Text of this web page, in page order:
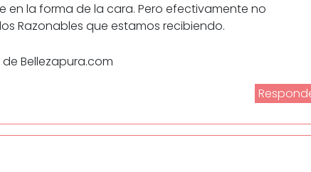
en la forma de la cara. Pero efectivamente no
Razonables que estamos recibiendo.
Bellezapura.com